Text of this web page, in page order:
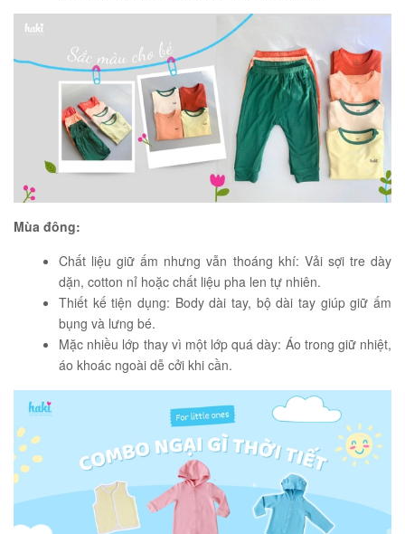
Mùa đông:
Chất liệu giữ ấm nhưng vẫn thoáng khí: Vải sợi tre dày
dặn, cotton nỉ hoặc chất liệu pha len tự nhiên.
Thiết kế tiện dụng: Body dài tay, bộ dài tay giúp giữ ấm
bụng và lưng bé.
Mặc nhiều lớp thay vì một lớp quá dày: Áo trong giữ nhiệt,
áo khoác ngoài dễ cởi khi cần.